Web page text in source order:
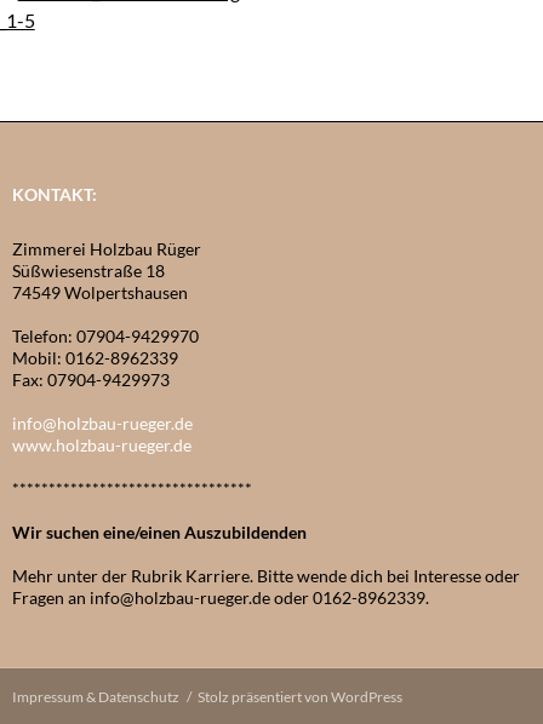
KONTAKT:
Zimmerei Holzbau Rüger
Süßwiesenstraße 18
74549 Wolpertshausen
Telefon: 07904-9429970
Mobil: 0162-8962339
Fax: 07904-9429973
info@holzbau-rueger.de
www.holzbau-rueger.de
*********************************
Wir suchen eine/einen Auszubildenden
Mehr unter der Rubrik Karriere. Bitte wende dich bei Interesse oder
Fragen an info@holzbau-rueger.de oder 0162-8962339.
Impressum & Datenschutz Stolz präsentiert von WordPress